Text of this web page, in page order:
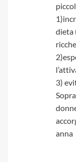
dieta
3)
anna